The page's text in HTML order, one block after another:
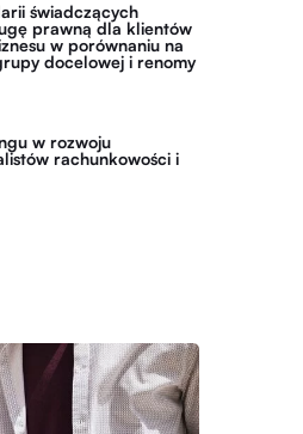
świadczących
prawną dla klientów
w porównaniu na
docelowej i renomy
w rozwoju
rachunkowości i